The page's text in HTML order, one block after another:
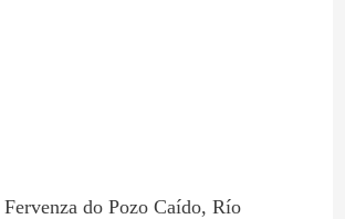
Fervenza do Pozo Caído, Río